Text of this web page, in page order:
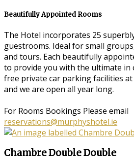
Beautifully Appointed Rooms
The Hotel incorporates 25
guestrooms. Ideal for small
and tours. Each beautifully
to provide you with the ultimate in
free private car parking facilities
and we are open all year long.
For Rooms Bookings Please email
reservations@murphyshotel.ie
Chambre Double Double